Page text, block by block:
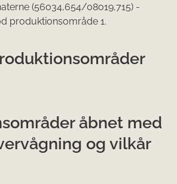
(56o34,654/08o19,715) -
produktionsområde 1.
åbnet med
og vilkår